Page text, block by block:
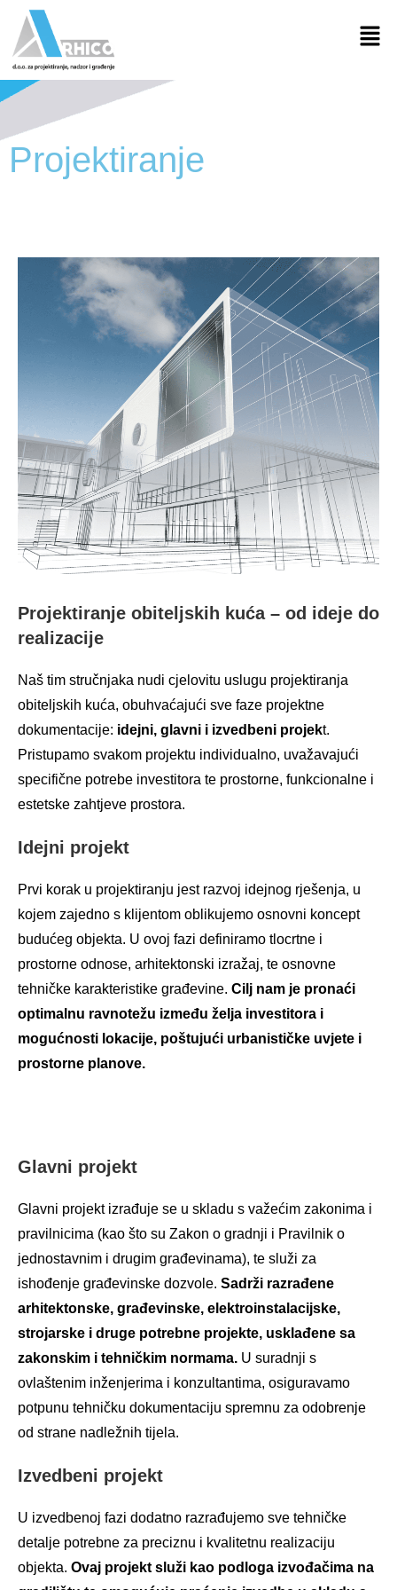
Projektiranje
Projektiranje obiteljskih kuća – od ideje do
realizacije
Naš tim stručnjaka nudi cjelovitu uslugu projektiranja
obiteljskih kuća, obuhvaćajući sve faze projektne
dokumentacije: idejni, glavni i izvedbeni projekt.
Pristupamo svakom projektu individualno, uvažavajući
specifične potrebe investitora te prostorne, funkcionalne i
estetske zahtjeve prostora.
Idejni projekt
Prvi korak u projektiranju jest razvoj idejnog rješenja, u
kojem zajedno s klijentom oblikujemo osnovni koncept
budućeg objekta. U ovoj fazi definiramo tlocrtne i
prostorne odnose, arhitektonski izražaj, te osnovne
tehničke karakteristike građevine. Cilj nam je pronaći
optimalnu ravnotežu između želja investitora i
mogućnosti lokacije, poštujući urbanističke uvjete i
prostorne planove.
Glavni projekt
Glavni projekt izrađuje se u skladu s važećim zakonima i
pravilnicima (kao što su Zakon o gradnji i Pravilnik o
jednostavnim i drugim građevinama), te služi za
ishođenje građevinske dozvole. Sadrži razrađene
arhitektonske, građevinske, elektroinstalacijske,
strojarske i druge potrebne projekte, usklađene sa
zakonskim i tehničkim normama. U suradnji s
ovlaštenim inženjerima i konzultantima, osiguravamo
potpunu tehničku dokumentaciju spremnu za odobrenje
od strane nadležnih tijela.
Izvedbeni projekt
U izvedbenoj fazi dodatno razrađujemo sve tehničke
detalje potrebne za preciznu i kvalitetnu realizaciju
objekta. Ovaj projekt služi kao podloga izvođačima na